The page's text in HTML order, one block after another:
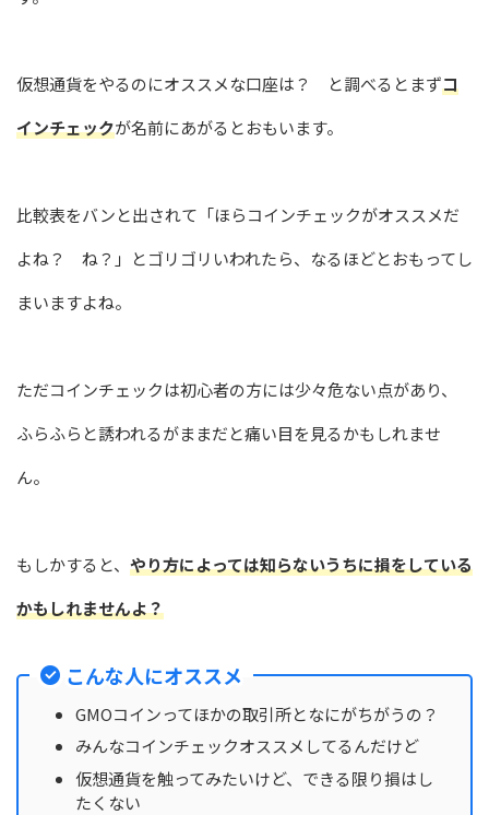
仮想通貨をやるのにオススメな口座は？ と調べるとまずコ
インチェックが名前にあがるとおもいます。
比較表をバンと出されて「ほらコインチェックがオススメだ
よね？ ね？」とゴリゴリいわれたら、なるほどとおもってし
まいますよね。
ただコインチェックは初心者の方には少々危ない点があり、
ふらふらと誘われるがままだと痛い目を見るかもしれませ
ん。
もしかすると、 やり方によっては知らないうちに損をしている
かもしれませんよ？
こんな人にオススメ
GMOコインってほかの取引所となにがちがうの？
みんなコインチェックオススメしてるんだけど
仮想通貨を触ってみたいけど、できる限り損はし
たくない